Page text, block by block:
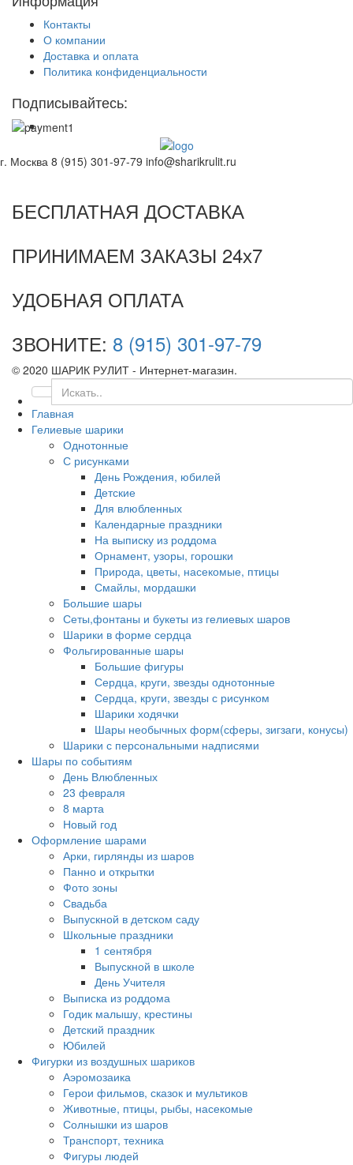
Контакты
О компании
Доставка и оплата
Политика конфиденциальности
Подписывайтесь:
г. Москва 8 (915) 301-97-79 info@sharikrulit.ru
БЕСПЛАТНАЯ ДОСТАВКА
ПРИНИМАЕМ ЗАКАЗЫ 24х7
УДОБНАЯ ОПЛАТА
ЗВОНИТЕ: 8 (915) 301-97-79
© 2020 ШАРИК РУЛИТ - Интернет-магазин.
Главная
Гелиевые шарики
Однотонные
С рисунками
День Рождения, юбилей
Детские
Для влюбленных
Календарные праздники
На выписку из роддома
Орнамент, узоры, горошки
Природа, цветы, насекомые, птицы
Смайлы, мордашки
Большие шары
Сеты,фонтаны и букеты из гелиевых шаров
Шарики в форме сердца
Фольгированные шары
Большие фигуры
Сердца, круги, звезды однотонные
Сердца, круги, звезды с рисунком
Шарики ходячки
Шары необычных форм(сферы, зигзаги, конусы)
Шарики с персональными надписями
Шары по событиям
День Влюбленных
23 февраля
8 марта
Новый год
Оформление шарами
Арки, гирлянды из шаров
Панно и открытки
Фото зоны
Свадьба
Выпускной в детском саду
Школьные праздники
1 сентября
Выпускной в школе
День Учителя
Выписка из роддома
Годик малышу, крестины
Детский праздник
Юбилей
Фигурки из воздушных шариков
Аэромозаика
Герои фильмов, сказок и мультиков
Животные, птицы, рыбы, насекомые
Солнышки из шаров
Транспорт, техника
Фигуры людей